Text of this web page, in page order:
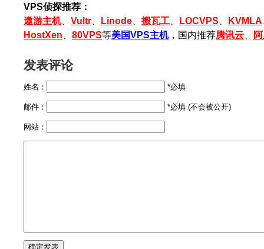
VPS侦探推荐：
遨游主机、 Vultr Linode 搬瓦工 LOCVPS KVMLA
HostXen
80VPS等美国VPS主机，国内推荐腾讯云
发表评论
姓名： *必填
邮件： *必填 (不会被公开)
网站：